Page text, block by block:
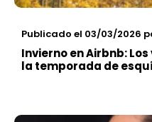
Publicado el 03/03/2026
Invierno en Airbnb:
la temporada de